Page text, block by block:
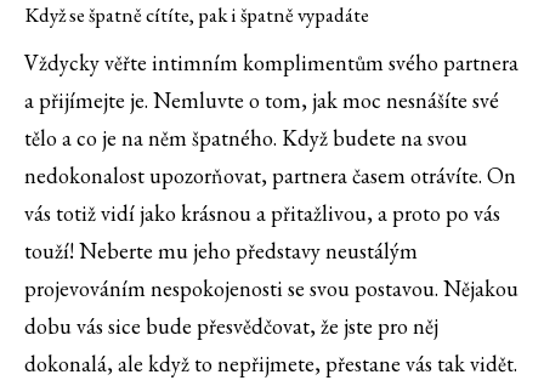
Když se špatně cítíte, pak i špatně vypadáte
Vždycky věřte intimním komplimentům svého partnera
a přijímejte je. Nemluvte o tom, jak moc nesnášíte své
tělo a co je na něm špatného. Když budete na svou
nedokonalost upozorňovat, partnera časem otrávíte. On
vás totiž vidí jako krásnou a přitažlivou, a proto po vás
touží! Neberte mu jeho představy neustálým
projevováním nespokojenosti se svou postavou. Nějakou
dobu vás sice bude přesvědčovat, že jste pro něj
dokonalá, ale když to nepřijmete, přestane vás tak vidět.